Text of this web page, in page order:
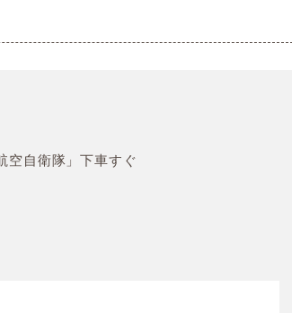
空自衛隊」下車すぐ